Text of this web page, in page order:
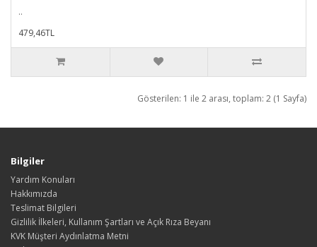
..
479,46TL
Gösterilen: 1 ile 2 arası, toplam: 2 (1 Sayfa)
Bilgiler
Yardım Konuları
Hakkımızda
Teslimat Bilgileri
Gizlilik İlkeleri, Kullanım Şartları ve Açık Rıza Beyanı
KVK Müşteri Aydınlatma Metni